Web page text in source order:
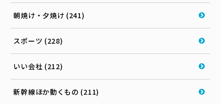
朝焼け・夕焼け (241)
スポーツ (228)
いい会社 (212)
新幹線ほか動くもの (211)